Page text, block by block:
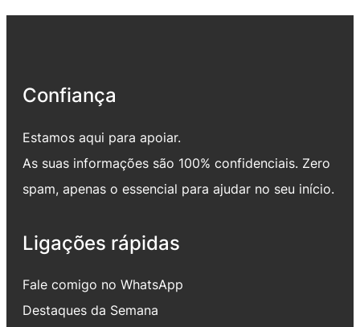
Confiança
Estamos aqui para apoiar.
As suas informações são 100% confidenciais. Zero
spam, apenas o essencial para ajudar no seu início.
Ligações rápidas
Fale comigo no WhatsApp
Destaques da Semana